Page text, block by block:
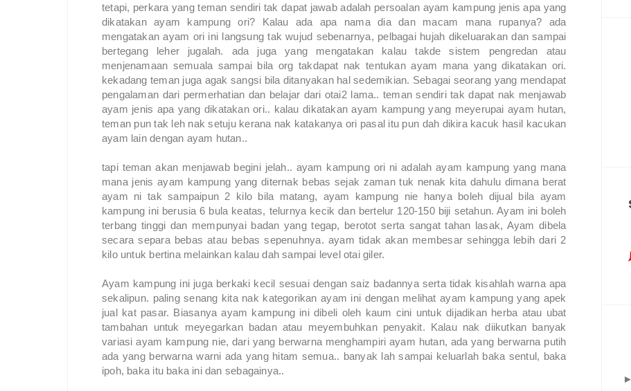
tetapi, perkara yang teman sendiri tak dapat jawab adalah persoalan ayam kampung jenis apa yang
dikatakan ayam kampung ori? Kalau ada apa nama dia dan macam mana rupanya? ada
mengatakan ayam ori ini langsung tak wujud sebenarnya, pelbagai hujah dikeluarakan dan sampai
bertegang leher jugalah. ada juga yang mengatakan kalau takde sistem pengredan atau
menjenamaan semuala sampai bila org takdapat nak tentukan ayam mana yang dikatakan ori.
kekadang teman juga agak sangsi bila ditanyakan hal sedemikian. Sebagai seorang yang mendapat
pengalaman dari permerhatian dan belajar dari otai2 lama.. teman sendiri tak dapat nak menjawab
ayam jenis apa yang dikatakan ori.. kalau dikatakan ayam kampung yang meyerupai ayam hutan,
teman pun tak leh nak setuju kerana nak katakanya ori pasal itu pun dah dikira kacuk hasil kacukan
ayam lain dengan ayam hutan..
tapi teman akan menjawab begini jelah.. ayam kampung ori ni adalah ayam kampung yang mana
mana jenis ayam kampung yang diternak bebas sejak zaman tuk nenak kita dahulu dimana berat
ayam ni tak sampaipun 2 kilo bila matang, ayam kampung nie hanya boleh dijual bila ayam
kampung ini berusia 6 bula keatas, telurnya kecik dan bertelur 120-150 biji setahun. Ayam ini boleh
terbang tinggi dan mempunyai badan yang tegap, berotot serta sangat tahan lasak, Ayam dibela
secara separa bebas atau bebas sepenuhnya. ayam tidak akan membesar sehingga lebih dari 2
kilo untuk bertina melainkan kalau dah sampai level otai giler.
Ayam kampung ini juga berkaki kecil sesuai dengan saiz badannya serta tidak kisahlah warna apa
sekalipun. paling senang kita nak kategorikan ayam ini dengan melihat ayam kampung yang apek
jual kat pasar. Biasanya ayam kampung ini dibeli oleh kaum cini untuk dijadikan herba atau ubat
tambahan untuk meyegarkan badan atau meyembuhkan penyakit. Kalau nak diikutkan banyak
variasi ayam kampung nie, dari yang berwarna menghampiri ayam hutan, ada yang berwarna putih
ada yang berwarna warni ada yang hitam semua.. banyak lah sampai keluarlah baka sentul, baka
ipoh, baka itu baka ini dan sebagainya..